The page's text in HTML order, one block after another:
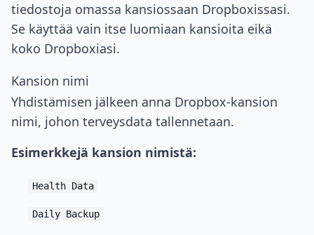
tiedostoja omassa kansiossaan Dropboxissasi.
Se käyttää vain itse luomiaan kansioita eikä
koko Dropboxiasi.
Kansion nimi
Yhdistämisen jälkeen anna Dropbox-kansion
nimi, johon terveysdata tallennetaan.
Esimerkkejä kansion nimistä:
Health Data
Daily Backup